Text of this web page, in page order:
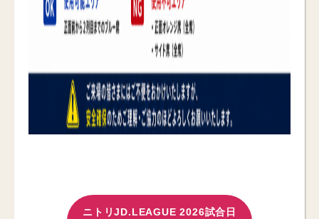
ニトリJD.LEAGUE 2026試合日